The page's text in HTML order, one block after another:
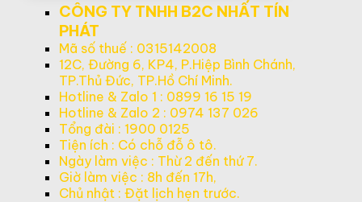
CÔNG TY TNHH B2C NHẤT TÍN
PHÁT
Mã số thuế : 0315142008
12C, Đường 6, KP4, P.Hiệp Bình Chánh,
TP.Thủ Đức, TP.Hồ Chí Minh.
Hotline & Zalo 1 : 0899 16 15 19
Hotline & Zalo 2 : 0974 137 026
Tổng đài : 1900 0125
Tiện ích : Có chỗ đỗ ô tô.
Ngày làm việc : Thừ 2 đến thứ 7.
Giờ làm việc : 8h đến 17h,
Chủ nhật : Đặt lịch hẹn trước.